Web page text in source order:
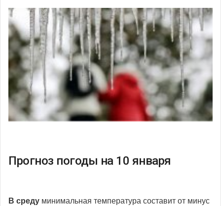
Прогноз погоды на 10 января
В среду минимальная температура составит от минус